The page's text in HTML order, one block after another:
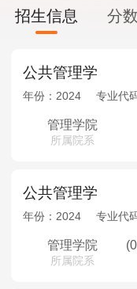
MEM工程管理
考试真题
报考经验
院校库 考试报名
MPAcc会计专硕
院校库 考试报名
考试真题
报考经验
招生信息 分
公共管理学
年份： 2024 专业代
管理学院
所属院系
公共管理学
年份： 2024 专业代
管理学院
所属院系